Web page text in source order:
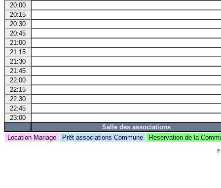
20:00
20:15
20:30
20:45
21:00
21:15
21:30
21:45
22:00
22:15
22:30
22:45
23:00
Salle des associations
Location Mariage
Prêt associations Commune Reservation de la